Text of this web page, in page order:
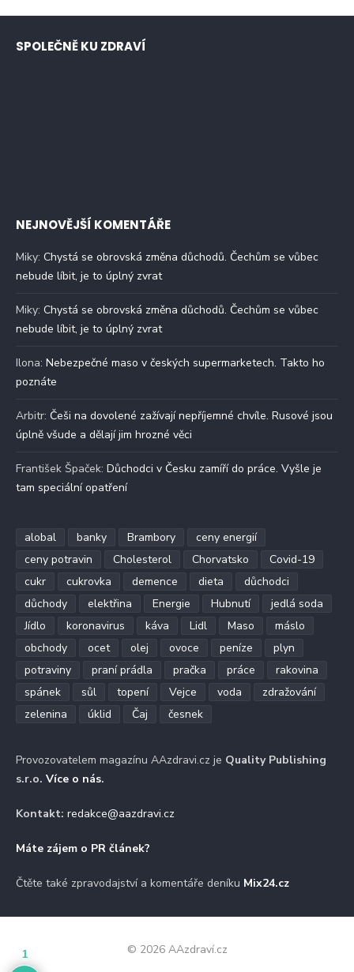
SPOLEČNĚ KU ZDRAVÍ
NEJNOVĚJŠÍ KOMENTÁŘE
Miky: Chystá se obrovská změna důchodů. Čechům se vůbec
nebude líbit, je to úplný zvrat
Miky: Chystá se obrovská změna důchodů. Čechům se vůbec
nebude líbit, je to úplný zvrat
Ilona: Nebezpečné maso v českých supermarketech. Takto ho
poznáte
Arbitr: Češi na dovolené zažívají nepříjemné chvíle. Rusové jsou
úplně všude a dělají jim hrozné věci
František Špaček: Důchodci v Česku zamíří do práce. Vyšle je
tam speciální opatření
alobal banky Brambory
ceny energií
ceny potravin
Cholesterol Chorvatsko
Covid-19
cukr
cukrovka demence dieta
důchodci
důchody
elektřina Energie Hubnutí
jedlá soda
Jídlo
koronavirus káva Lidl Maso
máslo
obchody
ocet olej ovoce peníze
plyn
potraviny
praní prádla pračka práce
rakovina
spánek
sůl topení Vejce voda
zdražování
zelenina
úklid Čaj česnek
Provozovatelem magazínu AAzdravi.cz je Quality Publishing
s.r.o. Více o nás.
Kontakt: redakce@aazdravi.cz
Máte zájem o PR článek?
Čtěte také zpravodajství a komentáře deníku Mix24.cz
© 2026 AAzdraví.cz
1